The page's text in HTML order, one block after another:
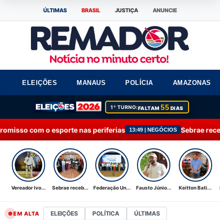
ÚLTIMAS BRASIL JUSTIÇA ANUNCIE
ELEIÇÕES MANAUS POLÍCIA AMAZONAS
1º TURNO:FALTAM55 DIAS
nas periferias 13:49 | NEGÓCIOS Sebrae recebe Moção de
Vereador Ivo... Sebrae receb... Federação Un... Fausto Júnio... Keitton Bati...
EM ALTA ELEIÇÕES POLÍTICA ÚLTIMAS